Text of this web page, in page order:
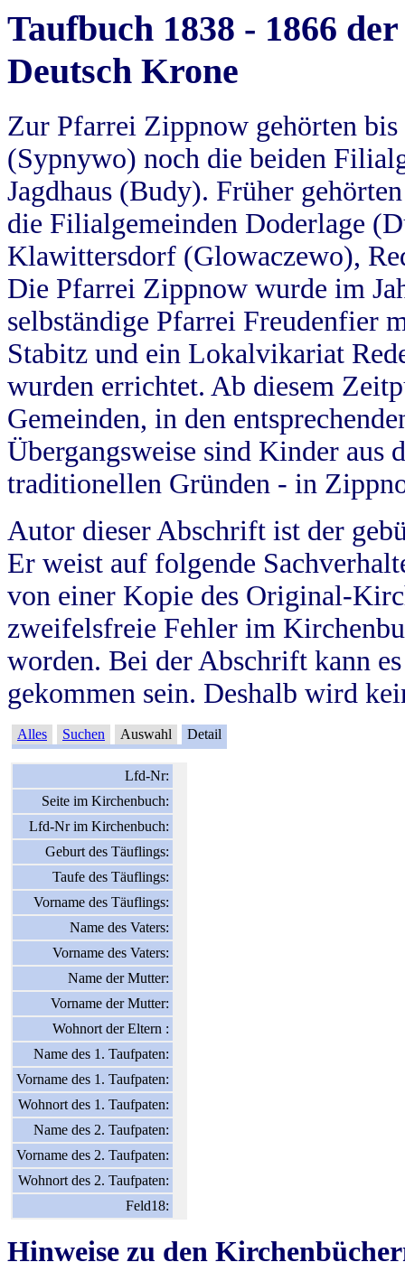
Taufbuch 1838 - 1866
Deutsch Krone
Zur Pfarrei Zippnow gehörten
(Sypnywo) noch die beiden
Jagdhaus (Budy). Früher
die Filialgemeinden Doderlage
Klawittersdorf (Glowaczewo),
Die Pfarrei Zippnow wurde im
selbständige Pfarrei Freudenfier
Stabitz und ein Lokalvikariat
wurden errichtet. Ab diesem
Gemeinden, in den
Übergangsweise sind Kinder aus
traditionellen Gründen - in
Autor dieser Abschrift ist der
Er weist auf folgende
von einer Kopie des Original-
zweifelsfreie Fehler im
worden. Bei der Abschrift kann
gekommen sein. Deshalb wird
Alles Suchen Auswahl Detail
Lfd-Nr:
Seite im Kirchenbuch:
Lfd-Nr im Kirchenbuch:
Geburt des Täuflings:
Taufe des Täuflings:
Vorname des Täuflings:
Name des Vaters:
Vorname des Vaters:
Name der Mutter:
Vorname der Mutter:
Wohnort der Eltern :
Name des 1. Taufpaten:
Vorname des 1. Taufpaten:
Wohnort des 1. Taufpaten:
Name des 2. Taufpaten:
Vorname des 2. Taufpaten:
Wohnort des 2. Taufpaten:
Feld18:
Hinweise zu den